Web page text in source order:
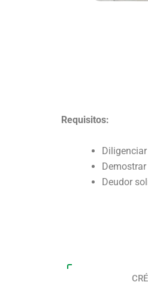
Requisitos:
Deudor